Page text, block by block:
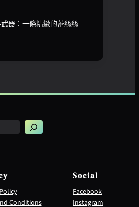
器：一條精緻的蕾絲絲
Conditions
Social
Facebook
Instagram